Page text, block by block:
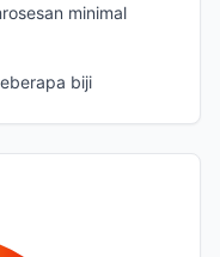
minimal
biji